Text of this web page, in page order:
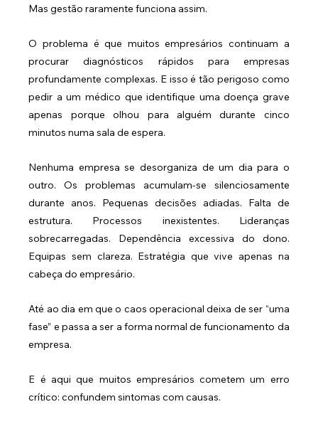
Mas gestão raramente funciona assim.
O problema é que muitos empresários continuam a
procurar diagnósticos rápidos para empresas
profundamente complexas. E isso é tão perigoso como
pedir a um médico que identifique uma doença grave
apenas porque olhou para alguém durante cinco
minutos numa sala de espera.
Nenhuma empresa se desorganiza de um dia para o
outro. Os problemas acumulam-se silenciosamente
durante anos. Pequenas decisões adiadas. Falta de
estrutura. Processos inexistentes. Lideranças
sobrecarregadas. Dependência excessiva do dono.
Equipas sem clareza. Estratégia que vive apenas na
cabeça do empresário.
Até ao dia em que o caos operacional deixa de ser “uma
fase” e passa a ser a forma normal de funcionamento da
empresa.
E é aqui que muitos empresários cometem um erro
crítico: confundem sintomas com causas.